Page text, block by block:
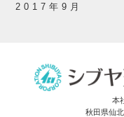
2017年9月
本
秋田県仙